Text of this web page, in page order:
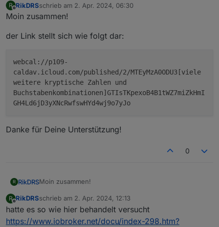
R
Offline
RikDRSschrieb am 2. Apr. 2024, 06:30
zuletzt editiert von
Moin zusammen!
der Link stellt sich wie folgt dar:
webcal://p109-
caldav.icloud.com/published/2/MTEyMzA0ODU3[viele
weitere kryptische Zahlen und
Buchstabenkombinationen]GTIsTKpexoB4B1tWZ7miZkHmI
GH4Ld6jD3yXNcRwfswHYd4wj9o7yJo
Danke für Deine Unterstützung!
0
R RikDRSMoin zusammen!
der Link stellt sich wie folgt dar:
R
Offline
RikDRSschrieb am 2. Apr. 2024, 12:13
zuletzt editiert von
hatte es so wie hier behandelt versucht
https://www.iobroker.net/docu/index-298.htm?